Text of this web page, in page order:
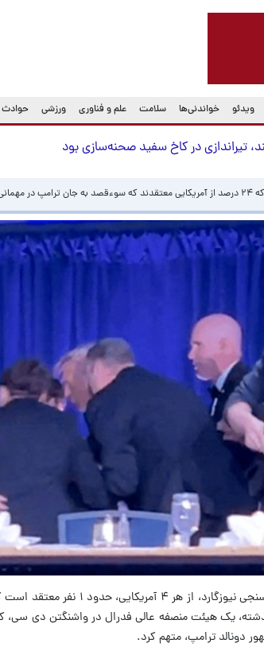
ویدئو خواندنی‌ها سلامت علم و فناوری ورزشی حوادث
بود.
به گزارش فارس؛ بر اساس
یک هیئت منصفه عالی فدرال در واشنگتن دی سی،
دونالد ترامپ، متهم کرد.